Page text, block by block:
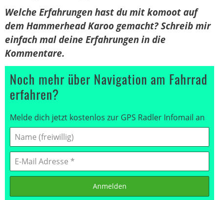
Welche Erfahrungen hast du mit komoot auf
dem Hammerhead Karoo gemacht? Schreib mir
einfach mal deine Erfahrungen in die
Kommentare.
Noch mehr über Navigation am Fahrrad
erfahren?
Melde dich jetzt kostenlos zur GPS Radler Infomail an
Anmelden